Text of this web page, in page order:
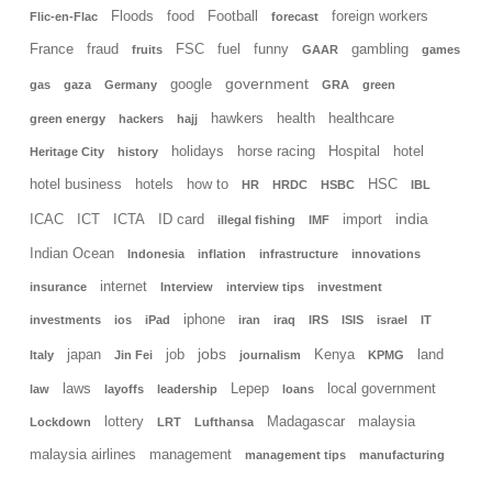
Flic-en-Flac Floods food Football forecast foreign workers
France fraud fruits FSC fuel funny GAAR gambling games
gas gaza Germany google government GRA green
green energy hackers hajj hawkers health healthcare
Heritage City history holidays horse racing Hospital hotel
hotel business hotels how to HR HRDC HSBC HSC IBL
ICAC ICT ICTA ID card illegal fishing IMF import india
Indian Ocean Indonesia inflation infrastructure innovations
insurance internet Interview interview tips investment
investments ios iPad iphone iran iraq IRS ISIS israel IT
Italy japan Jin Fei job jobs journalism Kenya KPMG land
law laws layoffs leadership Lepep loans local government
Lockdown lottery LRT Lufthansa Madagascar malaysia
malaysia airlines management management tips manufacturing